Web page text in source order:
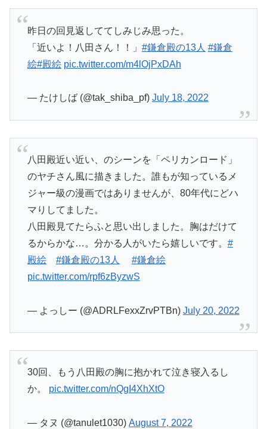
昨日の回見返しててしみじみ思った。
「近いよ！八田さん！！」 #鎌倉殿の13人 #鎌倉
絵#殿絵 pic.twitter.com/m4lOjPxDAh
— たけしば (@tak_shiba_pf) July 18, 2022
八田殿近い近い、のシーンを「ペリカンロード」
のヤチさん風に描きました。誰もが知っているメ
ジャー級の漫画ではありませんが、80年代にどハ
マりしてました。
八田殿見てたらふと思い出しました。胸はだけて
るからかな…。分かる人がいたら嬉しいです。 #
殿絵
#鎌倉殿の13人
#鎌倉絵
pic.twitter.com/rpf6zByzwS
— よっしー (@ADRLFexxZrvPTBn) July 20, 2022
30回、もう八田殿の胸に抱かれて泣き寝入るし
か。 pic.twitter.com/nQgI4XhXtO
— タヌ (@tanulet1030) August 7, 2022